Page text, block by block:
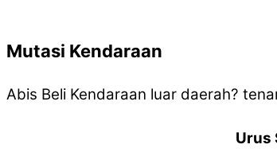
Mutasi Kendaraan
Abis Beli Kendaraan luar daerah?
Urus